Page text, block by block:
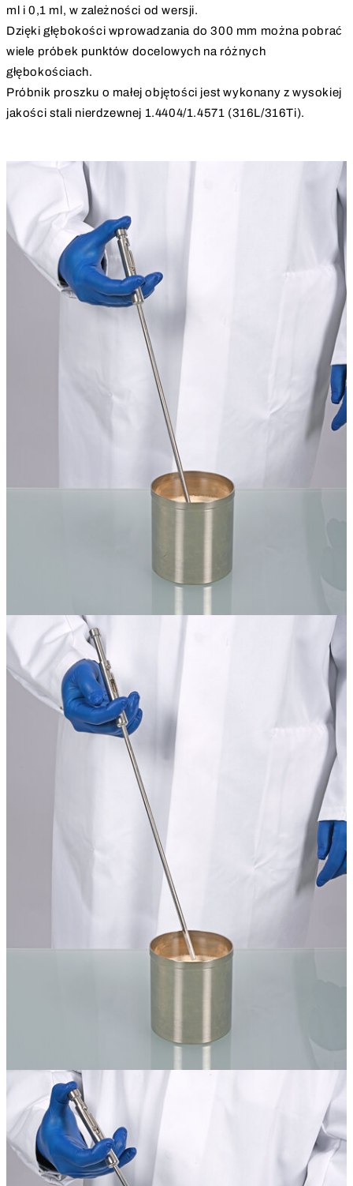
ml i 0,1 ml, w zależności od wersji.
Dzięki głębokości wprowadzania do 300 mm można pobrać
wiele próbek punktów docelowych na różnych
głębokościach.
Próbnik proszku o małej objętości jest wykonany z wysokiej
jakości stali nierdzewnej 1.4404/1.4571 (316L/316Ti).